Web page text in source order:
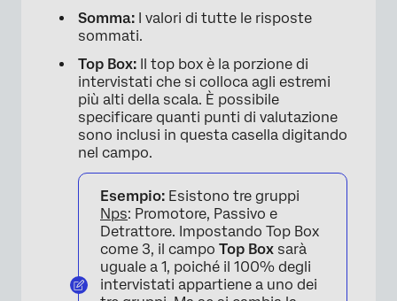
Somma: I valori di tutte le risposte
sommati.
Top Box: Il top box è la porzione di
intervistati che si colloca agli estremi
più alti della scala. È possibile
specificare quanti punti di valutazione
sono inclusi in questa casella digitando
nel campo.
Esempio: Esistono tre gruppi
Nps: Promotore, Passivo e
Detrattore. Impostando Top Box
come 3, il campo Top Box sarà
uguale a 1, poiché il 100% degli
intervistati appartiene a uno dei